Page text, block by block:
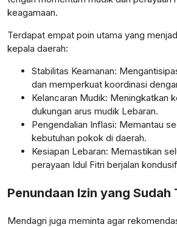
keagamaan.
Terdapat empat poin utama yang
kepala daerah:
Stabilitas Keamanan:
dan memperkuat koordinasi
Kelancaran Mudik: Meningkatkan
dukungan arus mudik Lebaran.
Pengendalian Inflasi: Memantau
kebutuhan pokok di daerah.
Kesiapan Lebaran: Memastikan
perayaan Idul Fitri berjalan
Penundaan Izin yang Sudah
Mendagri juga meminta agar